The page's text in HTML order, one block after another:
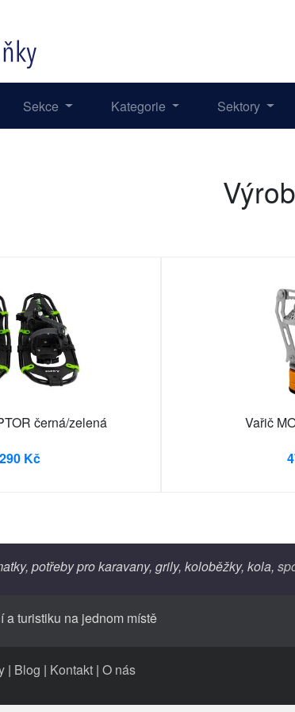
Sekce Kategorie Sektory
černá/zelená
Kč
Vařič
potřeby pro karavany, grily, koloběžky, kola,
a turistiku na jednom místě
| Blog | Kontakt | O nás